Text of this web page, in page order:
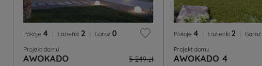
Pokoje 4 Łazienki 2 Garaż 0
Projekt domu
AWOKADO 5 249 zł
Pokoje 4 Łazienki 2 Garaż
Projekt domu
AWOKADO 4